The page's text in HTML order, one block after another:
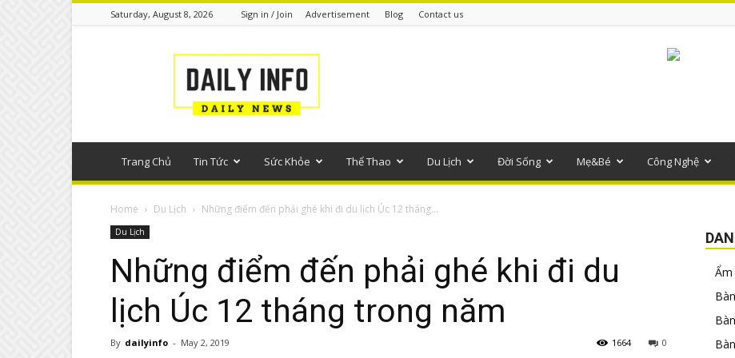
Saturday, August 8, 2026 Sign in / Join Advertisement Blog Contact us
thông
Trang Chủ Tin Tức Sức Khỏe Thể Thao Du Lịch Đời Sống Mẹ&Bé Công Nghệ
Home Du Lịch Những điểm đến phải ghé khi đi du lịch Úc 12 tháng...
Du Lịch
Những điểm đến phải ghé khi đi du
lịch Úc 12 tháng trong năm
By dailyinfo - May 2, 2019 0
1664